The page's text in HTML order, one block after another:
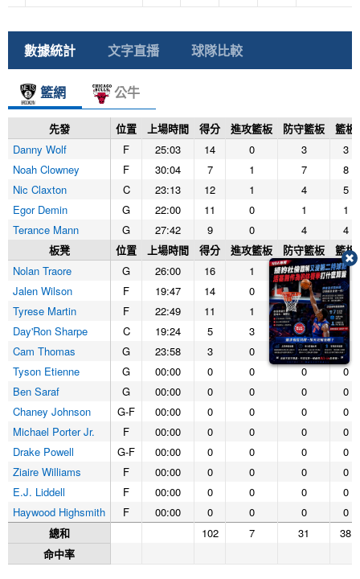
數據統計 文字直播 球隊比較
籃網 公牛
先發 位置 上場時間 得分 進攻籃板 防守籃板
籃板
Danny Wolf
F 25:03 14 0 3
3
Noah Clowney
F 30:04 7 1 7
8
Nic Claxton
C 23:13 12 1 4
5
Egor Demin
G 22:00 11 0 1
1
Terance Mann
G 27:42 9 0 4
4
板凳
位置 上場時間 得分 進攻籃板 防守籃板
籃板
Nolan Traore
G 26:00 16 1 0
1
Jalen Wilson
F 19:47 14 0 5
5
Tyrese Martin
F 22:49 11 1 2
3
Day'Ron Sharpe
C 19:24 5 3 2
5
Cam Thomas
G 23:58 3 0 3
3
Tyson Etienne
G 00:00 0 0 0
0
Ben Saraf
G 00:00 0 0 0
0
Chaney Johnson
G-F 00:00 0 0 0
0
Michael Porter Jr.
F 00:00 0 0 0
0
Drake Powell
G-F 00:00 0 0 0
0
Ziaire Williams
F 00:00 0 0 0
0
E.J. Liddell
F 00:00 0 0 0
0
Haywood Highsmith
F 00:00 0 0 0
0
總和
102 7 31
38
命中率